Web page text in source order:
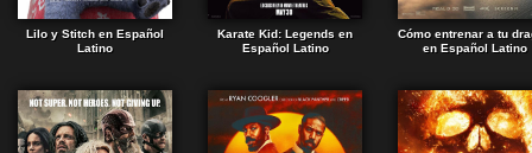
Lilo y Stitch en Español
Latino
Karate Kid: Legends en
Español Latino
Cómo entrenar a tu
en Español Latino